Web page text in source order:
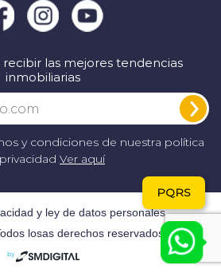
las mejores tendencias
inmobiliarias
y condiciones de nuestra política
Ver aquí
y ley de datos personales
losas derechos reservados
PQRS